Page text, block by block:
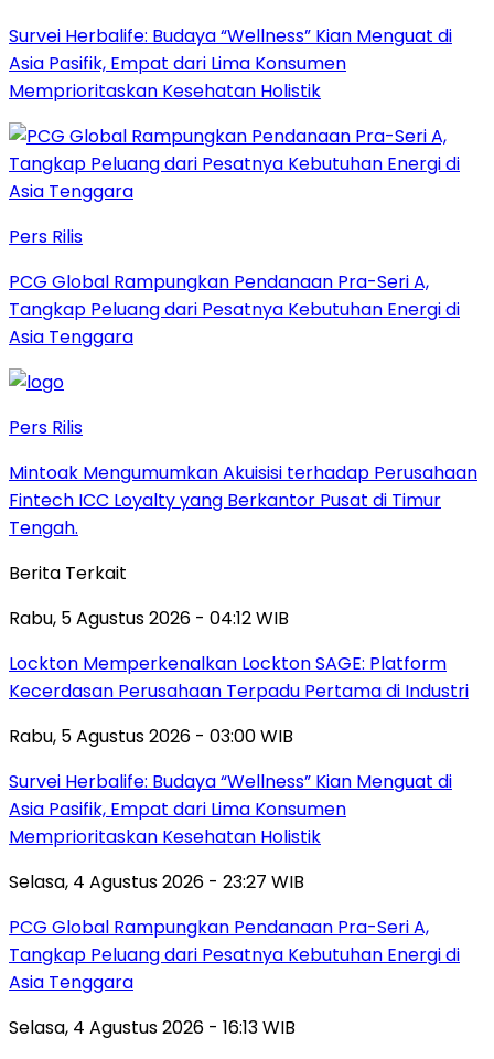
Survei Herbalife: Budaya “Wellness” Kian Menguat di
Asia Pasifik, Empat dari Lima Konsumen
Memprioritaskan Kesehatan Holistik
Pers Rilis
PCG Global Rampungkan Pendanaan Pra-Seri A,
Tangkap Peluang dari Pesatnya Kebutuhan Energi di
Asia Tenggara
Pers Rilis
Mintoak Mengumumkan Akuisisi terhadap Perusahaan
Fintech ICC Loyalty yang Berkantor Pusat di Timur
Tengah.
Berita Terkait
Rabu, 5 Agustus 2026 - 04:12 WIB
Lockton Memperkenalkan Lockton SAGE: Platform
Kecerdasan Perusahaan Terpadu Pertama di Industri
Rabu, 5 Agustus 2026 - 03:00 WIB
Survei Herbalife: Budaya “Wellness” Kian Menguat di
Asia Pasifik, Empat dari Lima Konsumen
Memprioritaskan Kesehatan Holistik
Selasa, 4 Agustus 2026 - 23:27 WIB
PCG Global Rampungkan Pendanaan Pra-Seri A,
Tangkap Peluang dari Pesatnya Kebutuhan Energi di
Asia Tenggara
Selasa, 4 Agustus 2026 - 16:13 WIB